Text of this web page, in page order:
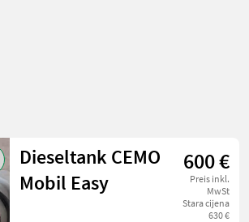
Dieseltank CEMO
Mobil Easy
600 €
Preis inkl.
MwSt
Stara cijena
630 €